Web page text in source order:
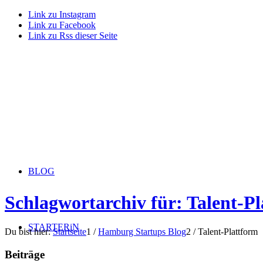
Link zu Instagram
Link zu Facebook
Link zu Rss dieser Seite
BLOG
STARTERiN
Schlagwortarchiv für: Talent-
Du bist hier: Startseite1 / Hamburg Startups Blog2 / Talent-Plattform
Beiträge